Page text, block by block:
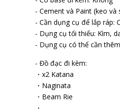
- Cement và Paint (keo và
- Cần dụng cụ để lắp ráp:
- Dụng cụ tối thiểu: Kìm,
- Dụng cụ có thể cần
- Đồ đạc đi kèm:
・x2 Katana
・Naginata
・Beam Rifle
・